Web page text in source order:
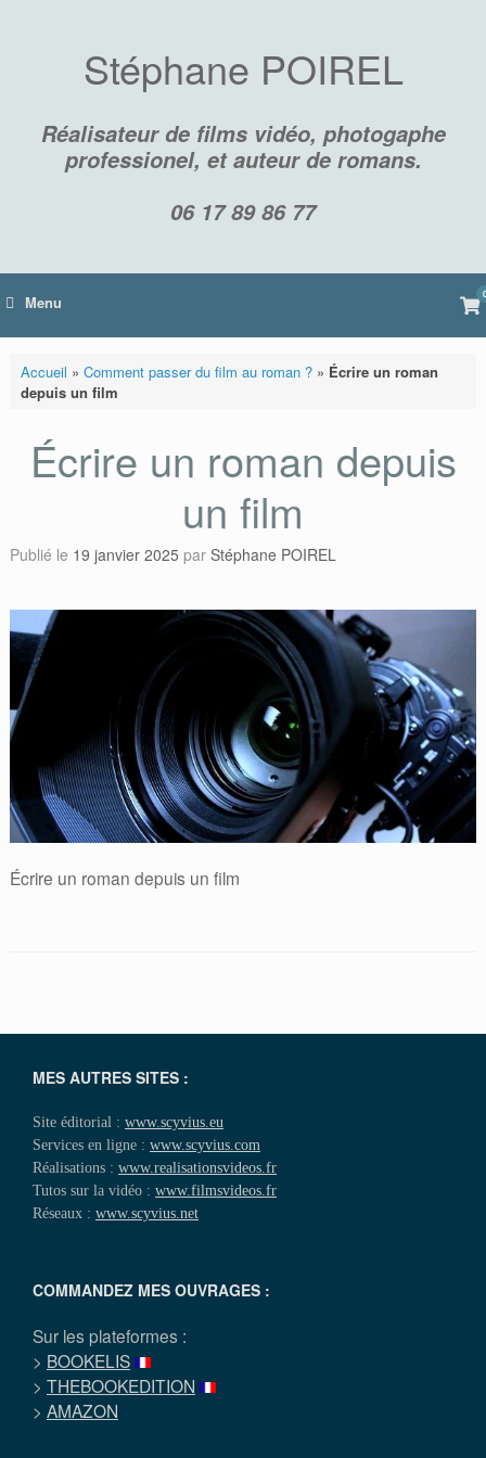
Stéphane POIREL
Réalisateur de films vidéo, photogaphe
professionel, et auteur de romans.
06 17 89 86 77
Menu 0
Accueil » Comment passer du film au roman ?» Écrire un roman
depuis un film
Écrire un roman depuis
un film
Publié le 19 janvier 2025 par Stéphane POIREL
Écrire un roman depuis un film
MES AUTRES SITES :
Site éditorial : www.scyvius.eu
Services en ligne : www.scyvius.com
Réalisations : www.realisationsvideos.fr
Tutos sur la vidéo : www.filmsvideos.fr
Réseaux : www.scyvius.net
COMMANDEZ MES OUVRAGES :
Sur les plateformes :
> BOOKELIS
> THEBOOKEDITION
> AMAZON